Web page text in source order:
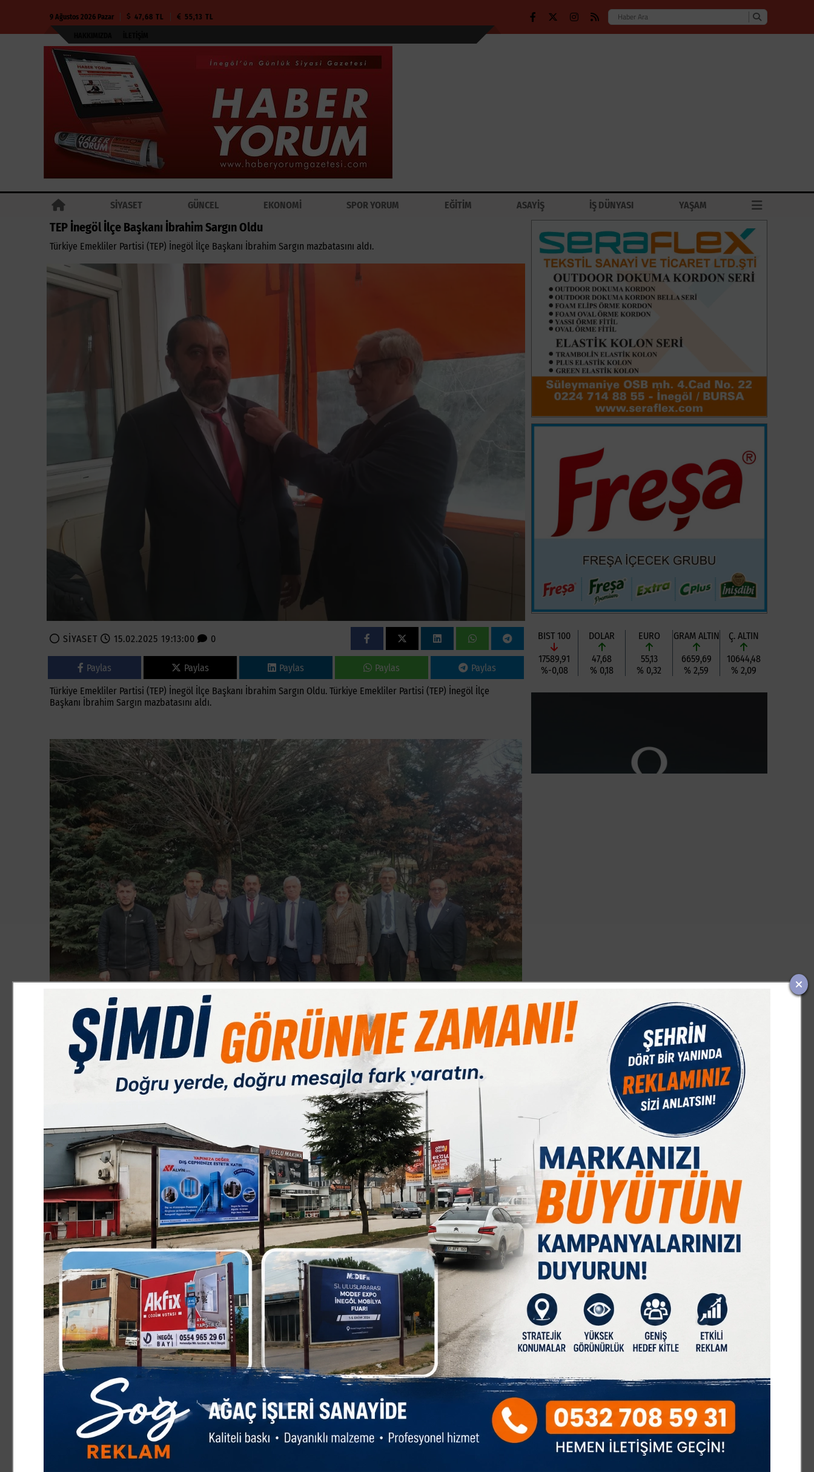
9 Ağustos 2026 Pazar 47,68 TL 55,13 TL
SİYASET GÜNCEL EKONOMİ SPOR YORUM EĞİTİM ASAYİŞ İŞ DÜNYASI YAŞAM
TEP İnegöl İlçe Başkanı İbrahim Sargın Oldu
Türkiye Emekliler Partisi (TEP) İnegöl İlçe Başkanı İbrahim Sargın mazbatasını aldı.
SİYASET 15.02.2025 19:13:00 0
Paylas Paylas Paylas Paylas Paylas
Türkiye Emekliler Partisi (TEP) İnegöl İlçe Başkanı İbrahim Sargın Oldu. Türkiye Emekliler Partisi (TEP) İnegöl İlçe
Başkanı İbrahim Sargın mazbatasını aldı.
İnegöl Öğretmenler Evinde Düzenlen Mazbata törenine Türkiye Emekliler Partisi Genel Başkanı Oktay Akçın, Bursa İl
Başkanı Müberra Özdemir. İnegöl İlçe Başkanı İbrahim Sargın ve bazı yönetici ve üyeler katıldı. Öğremenler evinde
düzenlenen törene katılan Türkiye Emekliler Partisi Genel Başkanı Oktay Akçın, Türkiye Emekliler Partisi (TEP) in kuruluş
amacını anlattı. Konuşmasında Akçin ; ‘’Adım Oktay Akçın emekli öğretmenim 27 yıl Türkiye’nin birçok il ,ilçe ve
Kasabasında öğretmenlik yaptım.14 Kasım 2023 tarihinde partimizin kuruluş dilekçesini vererek resmen Türkiye
siyasetine girmiş olduk. Bunun öncesinde emekli arkadaşlarımızın sorunlarını dertlerini tartışabileceğimiz bir sosyal
platform kurduk. Emekli arkadaşlarımızın dertleri büyüyordu bunlara nasıl çözüm bulabileceğimizi tartışmak için bu
platformda buluştuk. Çok kısa zamanda çok geniş kitlelere ulaştık. Daha sonra yaptığımız toplantılarda emeklilerin
haklarının alınabilceği tek yerin meclis olduğunu düşündük. Mecliste eğer sesinizi duyuramassanız, haklarınızı
isteyemesseniz kimse sizi dikkate almaz. Bu amaçla bir partileşme sürecine girdik. 34 Arkadaş 14 Kasın 2023 tarihinde
yargıtaya kuruluş dilekçemizi vererek partimizin kuruluşunu yaptık. 15 aya yakın bir süredir partimiz mücadele ediyor.
Mücadelemiz bir kar topu gibi gittikçe büyüyor. Şuanda 33 İl ve 70’e yakın ilçede teşkilatlarımızı kurduk. Bu süreçte 8
tane ilçede kongrelerimizi yaptık. Bursa’da 3 ilçede kongremizi yaptık. Yakında Kemalpaşa ve Gemlik kongrelerimizle
bunu 5 ‘e çıkaracağız. Amacımız emekli vatandaşlarımızın sorunlarını mecliste dile getirmek. Emekli dernekleri, emekli
sendikaları ve emekli platfomları ile görüşmelerimiz üst düzeyde devam ediyor. 21 Şubat’ta Ankara’da genişletilmiş
İl,İlçe MYK toplantımızı yapacağız. O toplantıda büyük kurultay kararımızı alacağız ve partimizi güçlendirerek hedefe
doğru emin adımlarla yürüyeceğiz. Bunun ötesinde bizim emeklilerimizin maaşlarının hesaplanmasında TÜİK’in verdiği
oranlar önemli Tüik hangi orandan bir enflasyon açıkladıysa o oran üzerinden emeklilerimize ve diğer çalışanlarımızın
maaşları ödeniyor. Seyfettin Çilesiz isminde bir arkadaşımız tarafından 3 Mart’ta TÜİK mahkemeye verildi. Biz bu
davaya siyasi parti olarak tek müdahil olan partiyiz. 3 Mart’tada bu davaya katılacağız. Eğer uygun görülürse Ankara 6.
İdari mahkemesinde dava görülecek. Bu dava görüşülüp sonuçlandığında geriye dönük enflasyonun
hesaplanmasından doğan eksik aldığımız maaşlar iade edilecek. Bunun mücadesini veriyoruz.’’ifadelerini kullandı.
İnegöl içinde görüşlerini anlatan Oktay Akçın konuşmasında ; ‘’ İnegöl’de biz uzun zamandan beri çalışma yapıyoruz. Bu
İnegöl’e yedinci gelişimiz. Nedense İnegöl’de bir çalışma bugüne kadar gerçekleştirememiştik. Fakat değerli
başkanmız İbrahim Sargın bey evet ben bu işte varım dedi ve değerli arkadaşların katkıları ile bugün yine biz
İnegöl’de partimizin ilçe teşkitını kurmak üzere buraya geldik. İnegöl’ün sanayi kenti olması işçi kesiminin ağırlıklı
olması ve bir de Eski Bursa Büyükşehir Belediye Başkanı Alinur AKTAŞ’ın daha önce İnegöl Belediye Başkanı
olmasından kaynaklanan bir zorluk içerisine girmiştik. İnsanlar ya korkudan ya da işte benim oğlum devlet dairesinde
çalışıyor üye olursam oğlun başına bir iş gelirmi korkuları vardı. Çünkü bir korku iklimi yaratıldı. Bunlardan ötürü
İnegöl’de şuana kadar net bir çalışma gerçekleştirememiştik. Ama artık temiz bir sayfa açtık ve ekibi kurmak üzere
bugün burada toplandık.’’ Dedi. Türkiye’deki Ekonomik sıkıntılardan da bahseden Akçın Konuşmasına şu şekilde devam
etti. Akçın ; ‘’Ben 2006 ‘ da emekli oldum. Ben emekli olduğumda emekli maaşı bağlama katsayı oranı yüzde 76’idi. Yani
BIST 100
17589,91
%-0,08
DOLAR
47,68
% 0,18
EURO
55,13
% 0,32
GRAM ALTIN
6659,69
% 2,59
Ç. ALTIN
10644,48
% 2,09